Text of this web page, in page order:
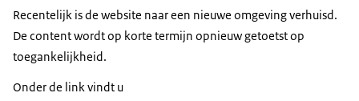
Recentelijk is de website naar een nieuwe omgeving verhuisd.
De content wordt op korte termijn opnieuw getoetst op
toegankelijkheid.
Onder de link vindt u